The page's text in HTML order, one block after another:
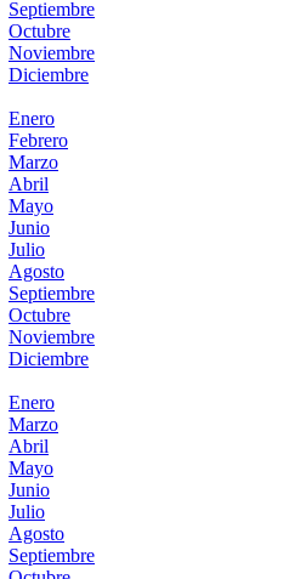
Septiembre
Octubre
Noviembre
Diciembre
Enero
Febrero
Marzo
Abril
Mayo
Junio
Julio
Agosto
Septiembre
Octubre
Noviembre
Diciembre
Enero
Marzo
Abril
Mayo
Junio
Julio
Agosto
Septiembre